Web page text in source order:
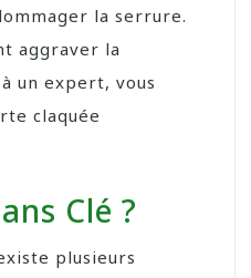
la serrure.
aggraver la
un expert, vous
claquée
Clé ?
plusieurs